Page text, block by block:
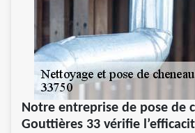
Notre entreprise de pose de
Gouttières 33 vérifie